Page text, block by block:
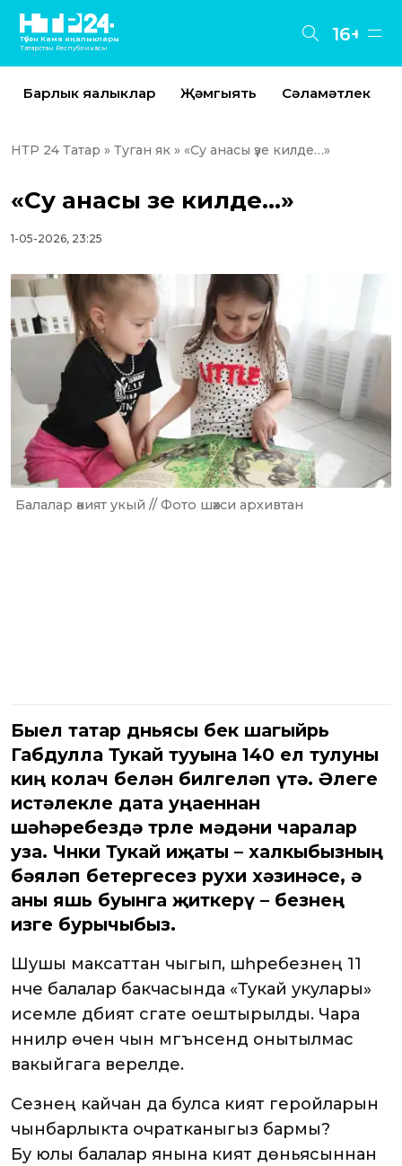
Түбән Кама яңалыклары
Татарстан Республикасы
16+
Барлык яңалыклар Җәмгыять Сәламәтлек
НТР 24 Татар » Туган як » «Су анасы үзе килде…»
«Су анасы үзе килде…»
1-05-2026, 23:25
Балалар әкият укый // Фото шәхси архивтан
Быел татар дөньясы бөек шагыйрь
Габдулла Тукай тууына 140 ел тулуны
киң колач белән билгеләп үтә. Әлеге
истәлекле дата уңаеннан
шәһәребездә төрле мәдәни чаралар
уза. Чөнки Тукай иҗаты – халкыбызның
бәяләп бетергесез рухи хәзинәсе, ә
аны яшь буынга җиткерү – безнең
изге бурычыбыз.
Шушы максаттан чыгып, шәһәребезнең 11
нче балалар бакчасында «Тукай укулары»
исемле әдәбият сәгате оештырылды. Чара
нәниләр өчен чын мәгънәсендә онытылмас
вакыйгага әверелде.
Сезнең кайчан да булса әкият геройларын
чынбарлыкта очратканыгыз бармы?
Бу юлы балалар янына әкият дөньясыннан